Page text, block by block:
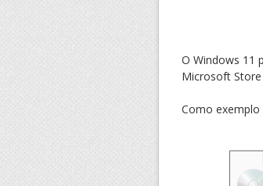
O Windows 11
Microsoft
Como